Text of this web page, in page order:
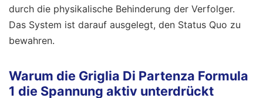
durch die physikalische Behinderung der Verfolger.
Das System ist darauf ausgelegt, den Status Quo zu
bewahren.
Warum die Griglia Di Partenza Formula
1 die Spannung aktiv unterdrückt